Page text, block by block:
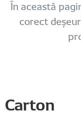
În această
corect
Carton